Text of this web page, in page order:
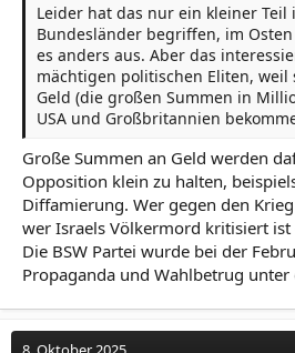
Leider hat das nur ein kleiner Teil
Bundesländer begriffen, im
es anders aus. Aber das
mächtigen politischen Eliten,
Geld (die großen Summen in
USA und Großbritannien
Große Summen an Geld werden
Opposition klein zu halten,
Diffamierung. Wer gegen den
wer Israels Völkermord kritisiert
Die BSW Partei wurde bei der
Propaganda und Wahlbetrug